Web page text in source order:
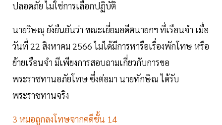
ปลอดภัย ไม่ใช่การเลือกปฏิบัติ
นายวิษณุ ยังยืนยันว่า ขณะเยี่ยมอดีตนายกฯ ที่เรือนจำ เมื่อ
วันที่ 22 สิงหาคม 2566 ไม่ได้มีการหารือเรื่องพักโทษ หรือ
ย้ายเรือนจำ มีเพียงการสอบถามเกี่ยวกับการขอ
พระราชทานอภัยโทษ ซึ่งต่อมา นายทักษิณ ได้รับ
พระราชทานจริง
3 หมอถูกลงโทษจากคดีชั้น 14